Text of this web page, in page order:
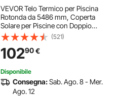
VEVOR Telo Termico per Piscina
Rotonda da 5486 mm, Coperta
Solare per Piscine con Doppio
Strato d'Aria Termoisolante per
Piscine, Assorbimento del Calore
Diurno, Ritenzione del Calore
Notturno
(521)
10290€
Disponibile
Consegna:Sab. Ago. 8 - Mer.
Ago. 12